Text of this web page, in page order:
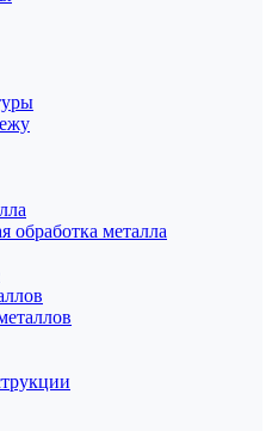
обработка металла